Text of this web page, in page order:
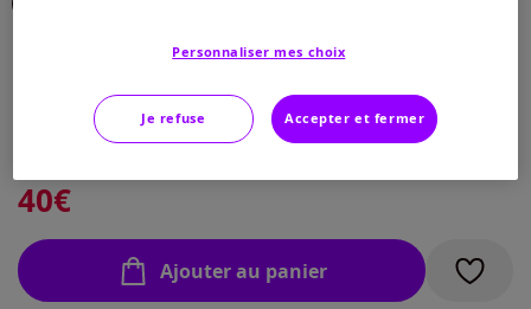
Veuillez sélectionner une taille
En stock
Guide des tailles
40€
Ajouter au panier
Personnaliser mes choix
Je refuse Accepter et fermer